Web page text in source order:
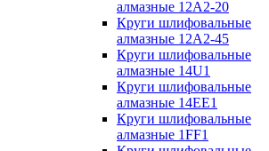
алмазные 12А2-20
Круги шлифовальные
алмазные 12А2-45
Круги шлифовальные
алмазные 14U1
Круги шлифовальные
алмазные 14ЕЕ1
Круги шлифовальные
алмазные 1FF1